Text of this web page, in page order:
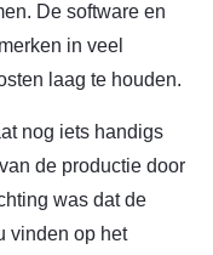
De software en
in veel
laag te houden.
nog iets handigs
de productie door
was dat de
vinden op het